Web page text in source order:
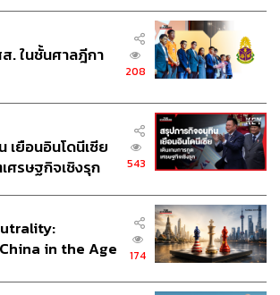
และ Pokémon Violet
นเนอร์ต้องห้ามพลาด กับ ‘Pokémon
Violet’เกมจากค่าย Nintendo ที่ครั้ง
นเพื่อฝึกฝนการเป็นโปเกมอนเทรนเนอร์
นหาโปเกมอนในตำนานอย่าง โคไรดอน
Scarlet กับ มิไรดอน (Miraidon) ใน
. ในชั้นศาลฎีกา
208
เยือนอินโดนีเซีย
ศรษฐกิจเชิงรุก
543
in the Age
174